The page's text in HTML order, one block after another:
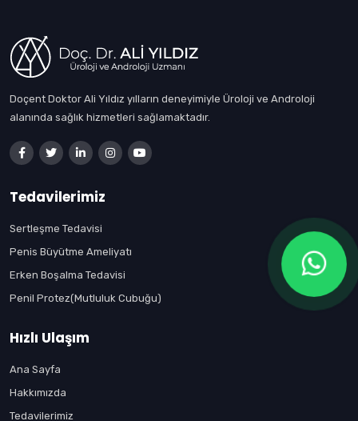
Doçent Doktor Ali Yıldız yılların deneyimiyle Üroloji ve Androloji
alanında sağlık hizmetleri sağlamaktadır.
Tedavilerimiz
Sertleşme Tedavisi
Penis Büyütme Ameliyatı
Erken Boşalma Tedavisi
Penil Protez(Mutluluk Cubuğu)
Hızlı Ulaşım
Ana Sayfa
Hakkımızda
Tedavilerimiz